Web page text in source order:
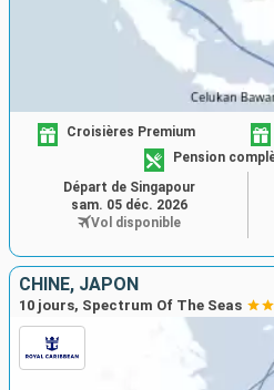
Croisières Premium
Pension
Départ de Singapour
sam. 05 déc. 2026
Vol disponible
CHINE, JAPON
10 jours, Spectrum Of The Seas